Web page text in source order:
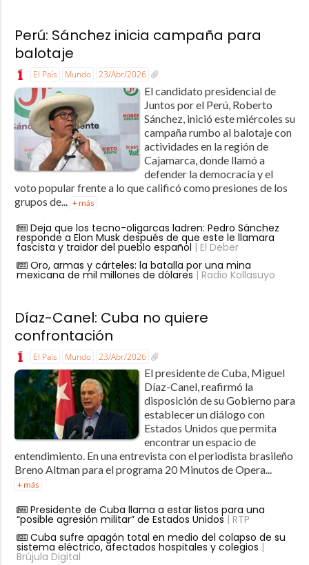
Perú: Sánchez inicia campaña para
balotaje
El País Mundo 23/Abr/2026
El candidato presidencial de
Juntos por el Perú, Roberto
Sánchez, inició este miércoles su
campaña rumbo al balotaje con
actividades en la región de
Cajamarca, donde llamó a
defender la democracia y el
voto popular frente a lo que calificó como presiones de los
grupos de...
+ más
Deja que los tecno-oligarcas ladren: Pedro Sánchez
responde a Elon Musk después de que este le llamara
fascista y traidor del pueblo español | El Deber
Oro, armas y cárteles: la batalla por una mina
mexicana de mil millones de dólares | Radio Kollasuyo
Díaz-Canel: Cuba no quiere
confrontación
El País Mundo 23/Abr/2026
El presidente de Cuba, Miguel
Díaz-Canel, reafirmó la
disposición de su Gobierno para
establecer un diálogo con
Estados Unidos que permita
encontrar un espacio de
entendimiento. En una entrevista con el periodista brasileño
Breno Altman para el programa 20 Minutos de Opera...
+ más
Presidente de Cuba llama a estar listos para una
“posible agresión militar” de Estados Unidos | RTP
Cuba sufre apagón total en medio del colapso de su
sistema eléctrico, afectados hospitales y colegios |
Brújula Digital